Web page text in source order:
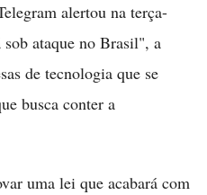
alertou na terça-
ataque no Brasil", a
de tecnologia que se
busca conter a
uma lei que acabará com